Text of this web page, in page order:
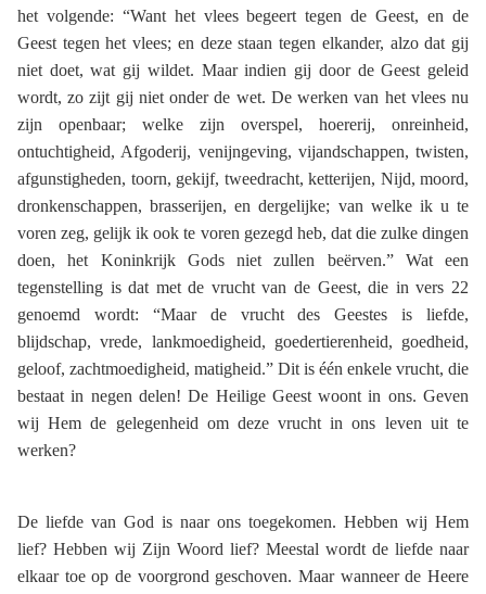
het volgende: “Want het vlees begeert tegen de Geest, en de
Geest tegen het vlees; en deze staan tegen elkander, alzo dat gij
niet doet, wat gij wildet. Maar indien gij door de Geest geleid
wordt, zo zijt gij niet onder de wet. De werken van het vlees nu
zijn openbaar; welke zijn overspel, hoererij, onreinheid,
ontuchtigheid, Afgoderij, venijngeving, vijandschappen, twisten,
afgunstigheden, toorn, gekijf, tweedracht, ketterijen, Nijd, moord,
dronkenschappen, brasserijen, en dergelijke; van welke ik u te
voren zeg, gelijk ik ook te voren gezegd heb, dat die zulke dingen
doen, het Koninkrijk Gods niet zullen beërven.” Wat een
tegenstelling is dat met de vrucht van de Geest, die in vers 22
genoemd wordt: “Maar de vrucht des Geestes is liefde,
blijdschap, vrede, lankmoedigheid, goedertierenheid, goedheid,
geloof, zachtmoedigheid, matigheid.” Dit is één enkele vrucht, die
bestaat in negen delen! De Heilige Geest woont in ons. Geven
wij Hem de gelegenheid om deze vrucht in ons leven uit te
werken?
De liefde van God is naar ons toegekomen. Hebben wij Hem
lief? Hebben wij Zijn Woord lief? Meestal wordt de liefde naar
elkaar toe op de voorgrond geschoven. Maar wanneer de Heere